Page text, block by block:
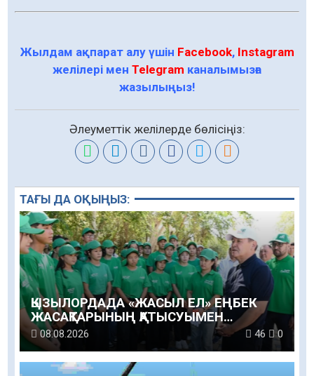
Жылдам ақпарат алу үшін Facebook, Instagram
желілері мен Telegram каналымызға
жазылыңыз!
Әлеуметтік желілерде бөлісіңіз:
ТАҒЫ ДА ОҚЫҢЫЗ:
ҚЫЗЫЛОРДАДА «ЖАСЫЛ ЕЛ» ЕҢБЕК
ЖАСАҚТАРЫНЫҢ ҚАТЫСУЫМЕН
ЭКОЛОГИЯЛЫҚ СЕНБІЛІК ӨТТІ
08.08.2026 46 0